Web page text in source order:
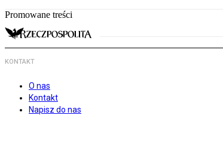
Promowane treści
KONTAKT
O nas
Kontakt
Napisz do nas